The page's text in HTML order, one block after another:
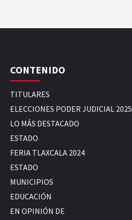
CONTENIDO
TITULARES
ELECCIONES PODER JUDICIAL 2025
LO MÁS DESTACADO
ESTADO
FERIA TLAXCALA 2024
ESTADO
MUNICIPIOS
EDUCACIÓN
EN OPINIÓN DE